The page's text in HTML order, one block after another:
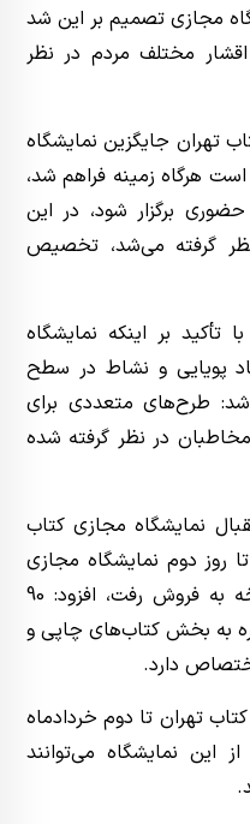
مجازی تصمیم بر این شد
مختلف مردم در نظر
تهران جایگزین نمایشگاه
است هرگاه زمینه فراهم شد،
حضوری برگزار شود، در این
نظر گرفته می‌شد، تخصیص
تأکید بر اینکه نمایشگاه
پویایی و نشاط در سطح
شد: طرح‌های متعددی برای
در نظر گرفته شده
نمایشگاه مجازی کتاب
روز دوم نمایشگاه مجازی
کتاب تهران، تعداد 84 هزار نسخه به فروش رفت، افزود: 90
به بخش کتاب‌های چاپی و
تهران تا دوم خردادماه
این نمایشگاه می‌توانند